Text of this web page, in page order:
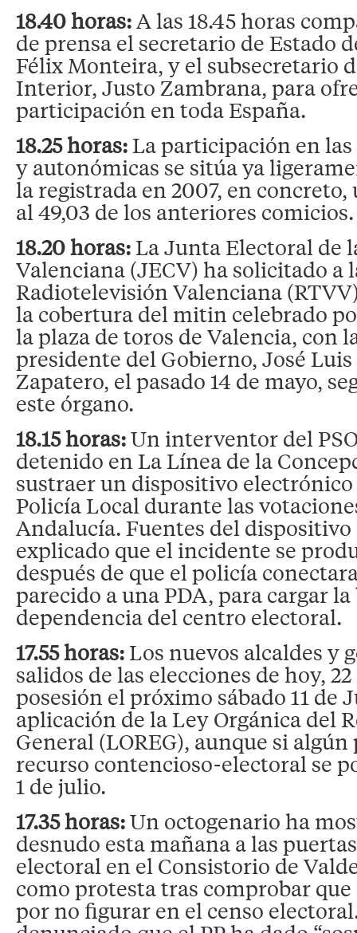
18.40 horas: A las 18.45 horas
de prensa el secretario de Estado
Félix Monteira, y el subsecretario
Interior, Justo Zambrana, para
participación en toda España.
18.25 horas: La participación en
y autonómicas se sitúa ya
la registrada en 2007, en concreto,
al 49,03 de los anteriores comicios.
18.20 horas: La Junta Electoral de
Valenciana (JECV) ha solicitado a
Radiotelevisión Valenciana
la cobertura del mitin celebrado
la plaza de toros de Valencia, con
presidente del Gobierno, José
Zapatero, el pasado 14 de mayo,
este órgano.
18.15 horas:Un interventor del
detenido en La Línea de la
sustraer un dispositivo electrónico
Policía Local durante las
Andalucía. Fuentes del
explicado que el incidente se
después de que el policía
parecido a una PDA, para cargar
dependencia del centro electoral.
17.55 horas: Los nuevos alcaldes y
salidos de las elecciones de hoy,
posesión el próximo sábado 11 de
aplicación de la Ley Orgánica del
General (LOREG), aunque si
recurso contencioso-electoral se
1 de julio.
17.35 horas:Un octogenario ha
desnudo esta mañana a las
electoral en el Consistorio de
como protesta tras comprobar
por no figurar en el censo